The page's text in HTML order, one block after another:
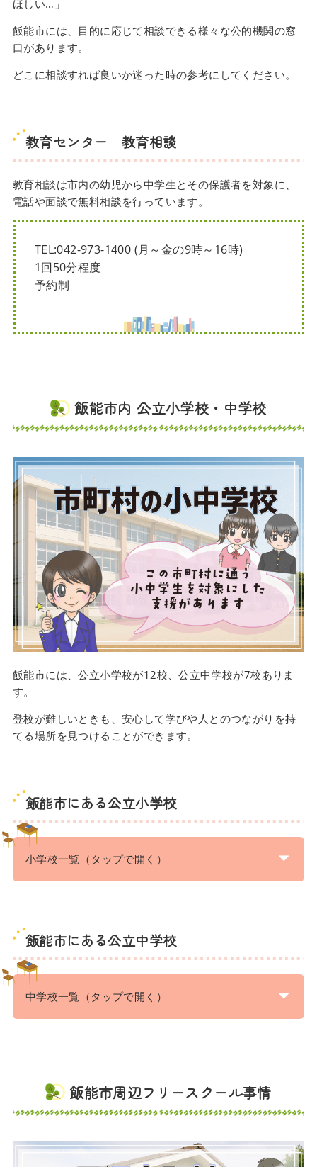
ほしい…」
飯能市には、目的に応じて相談できる様々な公的機関の窓
口があります。
どこに相談すれば良いか迷った時の参考にしてください。
教育センター 教育相談
教育相談は市内の幼児から中学生とその保護者を対象に、
電話や面談で無料相談を行っています。
TEL:042-973-1400 (月～金の9時～16時)
1回50分程度
予約制
飯能市内 公立小学校・中学校
飯能市には、公立小学校が12校、公立中学校が7校ありま
す。
登校が難しいときも、安心して学びや人とのつながりを持
てる場所を見つけることができます。
飯能市にある公立小学校
小学校一覧（タップで開く）
飯能市にある公立中学校
中学校一覧（タップで開く）
飯能市周辺フリースクール事情